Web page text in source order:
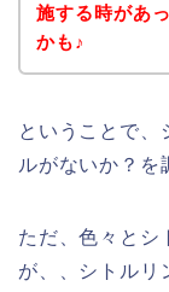
施する時があ
かも♪
ということで、
ルがないか？を
ただ、色々とシ
が、、シトルリ